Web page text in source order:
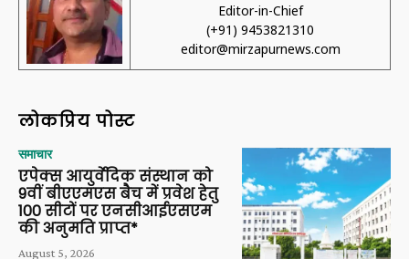
Editor-in-Chief
(+91) 9453821310
editor@mirzapurnews.com
लोकप्रिय पोस्ट
समाचार
एपेक्स आयुर्वेदिक संस्थान को
9वीं बीएएमएस बैच में प्रवेश हेतु
100 सीटों पर एनसीआईएसएम
की अनुमति प्राप्त*
August 5, 2026